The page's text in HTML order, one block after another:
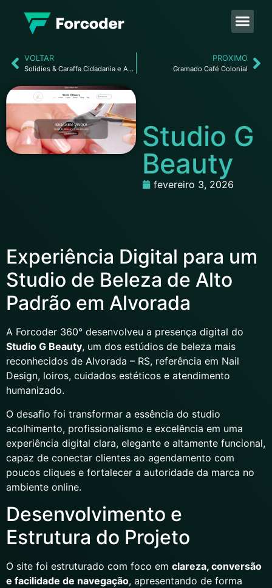
VOLTAR
Solidies & Caraffa Cidadania e Assessoria Internacional
PROXIMO
Gramado Café Colonial
Studio G
Beauty
fevereiro 3, 2026
Experiência Digital para um
Studio de Beleza de Alto
Padrão em Alvorada
A Forcoder 360° desenvolveu a presença digital do
Studio G Beauty, um dos estúdios de beleza mais
reconhecidos de Alvorada – RS, referência em Nail
Design, loiros, cuidados estéticos e atendimento
humanizado.
O desafio foi transformar a essência do studio
acolhimento, profissionalismo e excelência em uma
experiência digital clara, elegante e altamente funcional,
capaz de conectar clientes ao agendamento com
poucos cliques e fortalecer a autoridade da marca no
ambiente online.
Desenvolvimento e
Estrutura do Projeto
O site foi estruturado com foco em clareza, conversão
e facilidade de navegação, apresentando de forma